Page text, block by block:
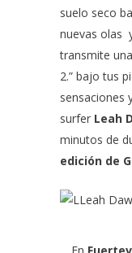
suelo seco
nuevas olas
transmite
2.” bajo tus
sensaciones
surfer Leah
minutos de
edición de